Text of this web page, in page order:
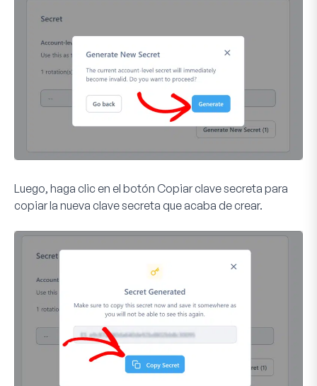
Luego, haga clic en el botón Copiar clave secreta para
copiar la nueva clave secreta que acaba de crear.